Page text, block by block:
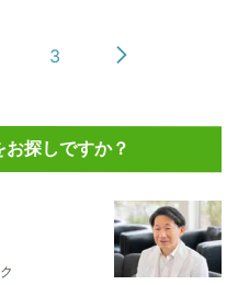
3
探しですか？